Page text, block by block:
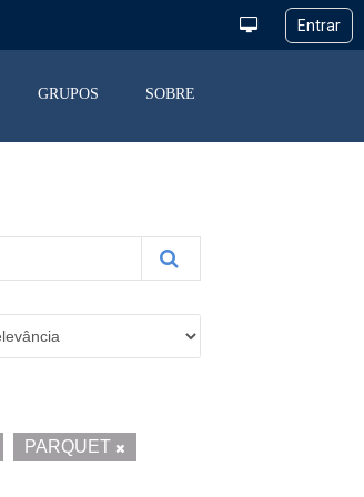
GRUPOS SOBRE
PARQUET